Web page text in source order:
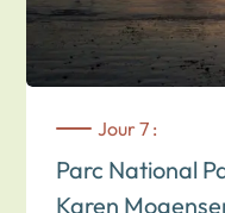
Jour 7 :
Parc National
Karen